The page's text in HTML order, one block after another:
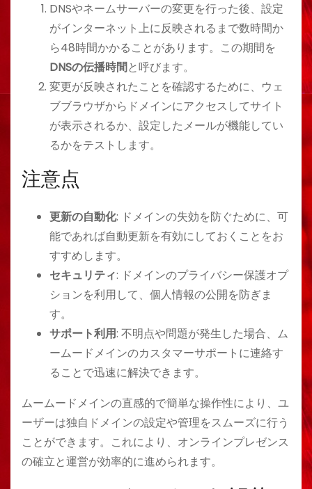
DNSやネームサーバーの変更を行った後、設定
がインターネット上に反映されるまで数時間か
ら48時間かかることがあります。この期間を
DNSの伝播時間と呼びます。
変更が反映されたことを確認するために、ウェ
ブブラウザからドメインにアクセスしてサイト
が表示されるか、設定したメールが機能してい
るかをテストします。
注意点
更新の自動化: ドメインの失効を防ぐために、可
能であれば自動更新を有効にしておくことをお
すすめします。
セキュリティ: ドメインのプライバシー保護オプ
ションを利用して、個人情報の公開を防ぎま
す。
サポート利用: 不明点や問題が発生した場合、ム
ームードメインのカスタマーサポートに連絡す
ることで迅速に解決できます。
ムームードメインの直感的で簡単な操作性により、ユ
ーザーは独自ドメインの設定や管理をスムーズに行う
ことができます。これにより、オンラインプレゼンス
の確立と運営が効率的に進められます。